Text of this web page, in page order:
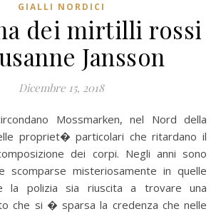
GIALLI NORDICI
dei mirtilli rossi
Jansson
Dicembre 15, 2018
propriet� particolari che ritardano il
dei corpi. Negli anni sono
scomparse misteriosamente in quelle
la polizia sia riuscita a trovare una
che si � sparsa la credenza che nelle